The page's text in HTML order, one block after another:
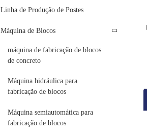
Linha de Produção de Postes
Máquina de Blocos
máquina de fabricação de blocos
de concreto
Máquina hidráulica para
fabricação de blocos
Máquina semiautomática para
fabricação de blocos